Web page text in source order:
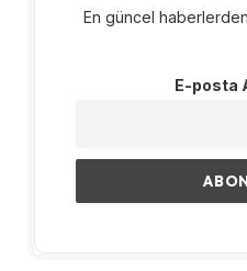
En güncel
E-posta